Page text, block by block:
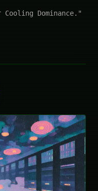
Dominance."